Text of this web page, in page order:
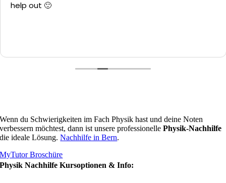
help out 🙂
Wenn du Schwierigkeiten im Fach Physik hast und deine Noten
verbessern möchtest, dann ist unsere professionellePhysik-Nachhilfe
die ideale Lösung.Nachhilfe in Bern.
MyTutor Broschüre
Physik Nachhilfe Kursoptionen & Info: